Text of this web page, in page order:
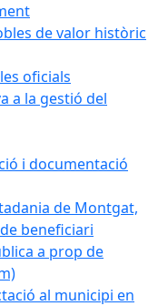
de valor històric
oficials
a la gestió del
i documentació
de Montgat,
beneficiari
a prop de
al municipi en